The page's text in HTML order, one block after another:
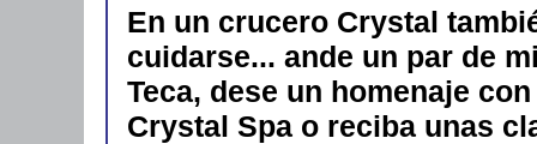
En un crucero Crystal
cuidarse... ande un par de
Teca, dese un homenaje
Crystal Spa o reciba unas